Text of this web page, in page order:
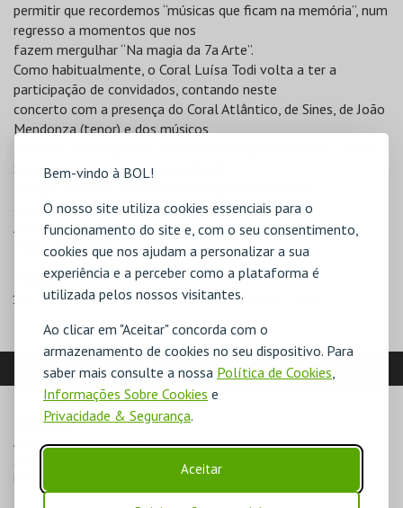
Bem-vindo à BOL!
O nosso site utiliza cookies essenciais para o
funcionamento do site e, com o seu consentimento,
cookies que nos ajudam a personalizar a sua
experiência e a perceber como a plataforma é
utilizada pelos nossos visitantes.
Ao clicar em "Aceitar" concorda com o
armazenamento de cookies no seu dispositivo. Para
saber mais consulte a nossa Política de Cookies
Informações Sobre Cookies e
Privacidade & Segurança.
Aceitar
permitir que recordemos “músicas que ficam na memória”, num
regresso a momentos que nos
fazem mergulhar “Na magia da 7a Arte”.
Como habitualmente, o Coral Luísa Todi volta a ter a
participação de convidados, contando neste
concerto com a presença do Coral Atlântico, de Sines, de João
Mendonza (tenor) e dos músicos
Sequeira (guitarra clássica), Edward
apresentação estará a cargo da atriz Rita Ferraz.
A direção do Concerto é da responsabilidade do Maestro
Fernando Malão.
PREÇOS
1ª Plateia - 12€
2ª Plateia - 12€ Balcão - 10€
LOCALIZAÇÃO
MORADA
Avenida Luísa Todi, 61-67
2900-461 Setúbal
Direcções para Fórum Luísa Todi